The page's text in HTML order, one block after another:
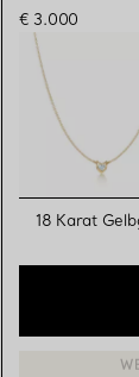
€ 3.000
18 Karat